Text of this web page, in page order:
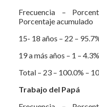
Frecuencia –
Porcentaje acumulado
15- 18 años – 22 –
19 a más años – 1 –
Total – 23 – 100.0% –
Trabajo del Papá